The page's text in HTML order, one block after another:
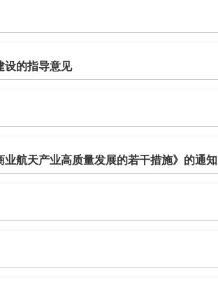
设的指导意见
航天产业高质量发展的若干措施》的通知